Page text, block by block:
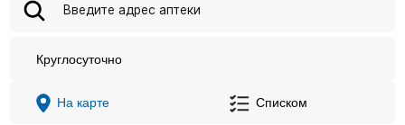
Круглосуточно
На карте Списком